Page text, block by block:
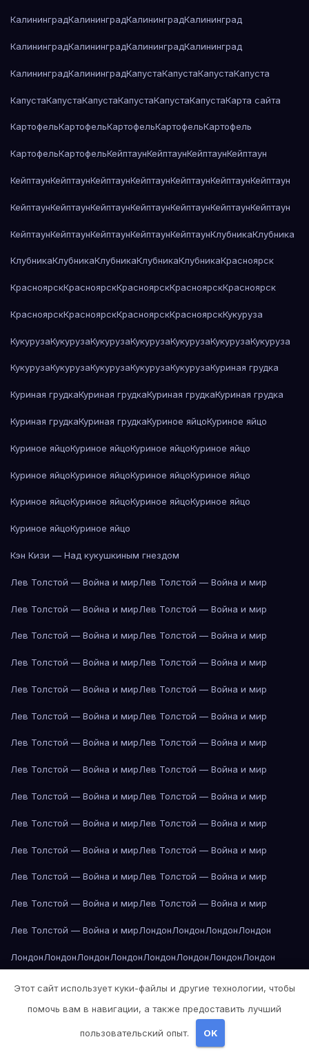
КалининградКалининградКалининградКалининград
КалининградКалининградКалининградКалининград
КалининградКалининградКапустаКапустаКапустаКапуста
КапустаКапустаКапустаКапустаКапустаКапустаКарта сайта
КартофельКартофельКартофельКартофельКартофель
КартофельКартофельКейптаунКейптаунКейптаунКейптаун
КейптаунКейптаунКейптаунКейптаунКейптаунКейптаунКейптаун
КейптаунКейптаунКейптаунКейптаунКейптаунКейптаунКейптаун
КейптаунКейптаунКейптаунКейптаунКейптаунКлубникаКлубника
КлубникаКлубникаКлубникаКлубникаКлубникаКрасноярск
КрасноярскКрасноярскКрасноярскКрасноярскКрасноярск
КрасноярскКрасноярскКрасноярскКрасноярскКукуруза
КукурузаКукурузаКукурузаКукурузаКукурузаКукурузаКукуруза
КукурузаКукурузаКукурузаКукурузаКукурузаКуриная грудка
Куриная грудкаКуриная грудкаКуриная грудкаКуриная грудка
Куриная грудкаКуриная грудкаКуриное яйцоКуриное яйцо
Куриное яйцоКуриное яйцоКуриное яйцоКуриное яйцо
Куриное яйцоКуриное яйцоКуриное яйцоКуриное яйцо
Куриное яйцоКуриное яйцоКуриное яйцоКуриное яйцо
Куриное яйцоКуриное яйцо
Кэн Кизи — Над кукушкиным гнездом
Лев Толстой — Война и мирЛев Толстой — Война и мир
Лев Толстой — Война и мирЛев Толстой — Война и мир
Лев Толстой — Война и мирЛев Толстой — Война и мир
Лев Толстой — Война и мирЛев Толстой — Война и мир
Лев Толстой — Война и мирЛев Толстой — Война и мир
Лев Толстой — Война и мирЛев Толстой — Война и мир
Лев Толстой — Война и мирЛев Толстой — Война и мир
Лев Толстой — Война и мирЛев Толстой — Война и мир
Лев Толстой — Война и мирЛев Толстой — Война и мир
Лев Толстой — Война и мирЛев Толстой — Война и мир
Лев Толстой — Война и мирЛев Толстой — Война и мир
Лев Толстой — Война и мирЛев Толстой — Война и мир
Лев Толстой — Война и мирЛев Толстой — Война и мир
Лев Толстой — Война и мирЛондонЛондонЛондонЛондон
ЛондонЛондонЛондонЛондонЛондонЛондонЛондонЛондон
Лондон Лондон Лос-Анджелес Лос-Анджелес
Лос-АнджелесЛос-АнджелесЛос-АнджелесЛос-Анджелес
Лос-АнджелесЛос-АнджелесЛос-Анджелес
Этот сайт использует куки-файлы и другие технологии, чтобы
помочь вам в навигации, а также предоставить лучший
пользовательский опыт. OK